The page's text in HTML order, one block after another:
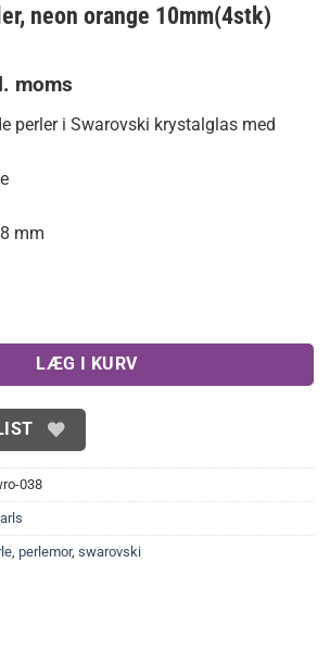
neon orange 10mm(4stk)
moms
perler i Swarovski krystalglas med
mm
orange 10mm(4stk) antal
LÆG I KURV
038
, perlemor, swarovski